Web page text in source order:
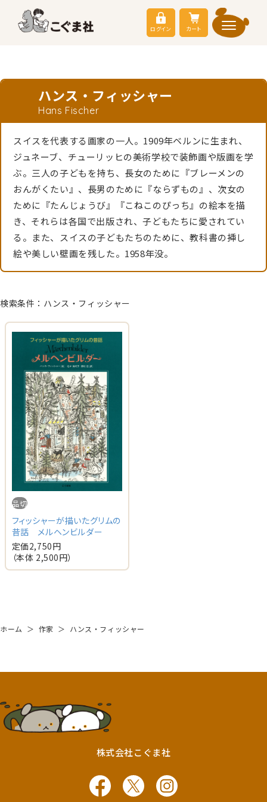
ログイン カート
ハンス・フィッシャー
Hans Fischer
スイスを代表する画家の一人。1909年ベルンに生まれ、
ジュネーブ、チューリッヒの美術学校で装飾画や版画を学
ぶ。三人の子どもを持ち、長女のために『ブレーメンの
おんがくたい』、長男のために『ならずもの』、次女の
ために『たんじょうび』『こねこのぴっち』の絵本を描
き、それらは各国で出版され、子どもたちに愛されてい
る。また、スイスの子どもたちのために、教科書の挿し
絵や美しい壁画を残した。1958年没。
検索条件：ハンス・フィッシャー
品切
フィッシャーが描いたグリムの
昔話 メルヘンビルダー
定価2,750円
（本体 2,500円）
ホーム ＞ 作家 ＞ ハンス・フィッシャー
株式会社こぐま社